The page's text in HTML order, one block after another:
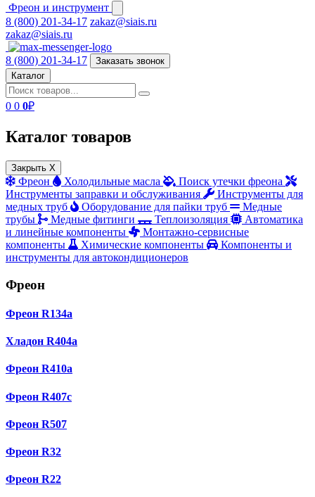
Фреон и инструмент
8 (800) 201-34-17 zakaz@siais.ru
zakaz@siais.ru
8 (800) 201-34-17
Заказать звонок
Каталог
0 0 0₽
Каталог товаров
Закрыть X
Фреон Холодильные масла
Поиск утечки фреона
Инструменты заправки и обслуживания
Инструменты для
медных труб
Оборудование для пайки труб
Медные
трубы
Медные фитинги Теплоизоляция
Автоматика
и линейные компоненты
Монтажно‑сервисные
компоненты
Химические компоненты
Компоненты и
инструменты для автокондиционеров
Фреон
Фреон R134a
Хладон R404a
Фреон R410a
Фреон R407с
Фреон R507
Фреон R32
Фреон R22